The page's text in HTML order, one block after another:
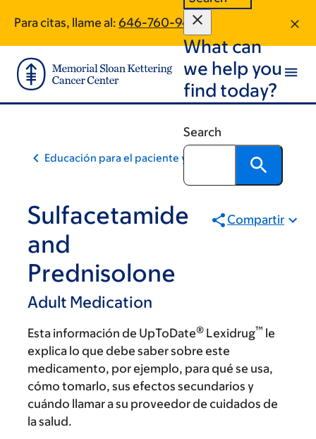
main
content
footer
Para citas, llame al: 646-760-9466
What can
we help you
find today?
Search
Educación para el paciente y la comunidad
Sulfacetamide
and
Prednisolone
Adult Medication
Compartir
Esta información de UpToDate® Lexidrug™ le
explica lo que debe saber sobre este
medicamento, por ejemplo, para qué se usa,
cómo tomarlo, sus efectos secundarios y
cuándo llamar a su proveedor de cuidados de
la salud.